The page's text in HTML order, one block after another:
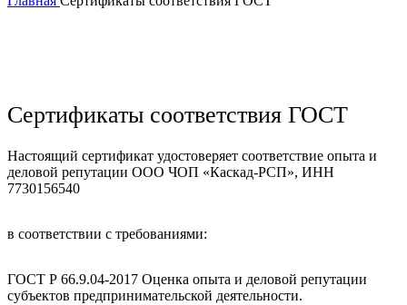
Сертификаты соответствия ГОСТ
Настоящий сертификат удостоверяет соответствие опыта и
деловой репутации ООО ЧОП «Каскад-PCП», ИНН
7730156540
в соответствии с требованиями:
ГОСТ Р 66.9.04-2017 Оценка опыта и деловой репутации
субъектов предпринимательской деятельности.